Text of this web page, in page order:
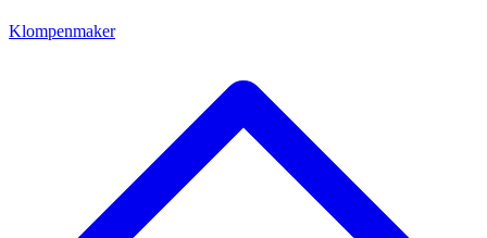
Klompenmaker